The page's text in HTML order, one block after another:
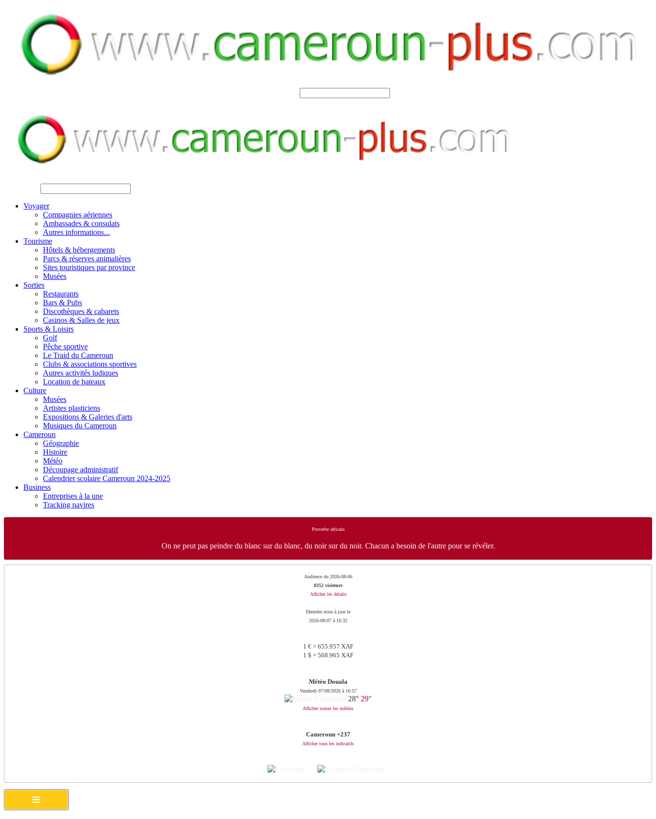
Voyager
Compagnies aériennes
Ambassades & consulats
Autres informations...
Tourisme
Hôtels & hébergements
Parcs & réserves animalières
Sites touristiques par province
Musées
Sorties
Restaurants
Bars & Pubs
Discothèques & cabarets
Casinos & Salles de jeux
Sports & Loisirs
Golf
Pêche sportive
Le Traid du Cameroun
Clubs & associations sportives
Autres activités ludiques
Location de bateaux
Culture
Musées
Artistes plasticiens
Expositions & Galeries d'arts
Musiques du Cameroun
Cameroun
Géographie
Histoire
Météo
Découpage administratif
Calendrier scolaire Cameroun 2024-2025
Business
Entreprises à la une
Tracking navires
Proverbe africain
On ne peut pas peindre du blanc sur du blanc, du noir sur du noir. Chacun a besoin de l'autre pour se révéler.
Audience du 2026-08-06
8352 visiteurs
Afficher les détails
Dernière mise à jour le
2026-08-07 à 16:32
1 € = 655.957 XAF
1 $ = 568.965 XAF
Météo Douala
Vendredi 07/08/2026 à 16:57
28° 29°
Afficher toutes les météos
Cameroun +237
Afficher tous les indicatifs
≡